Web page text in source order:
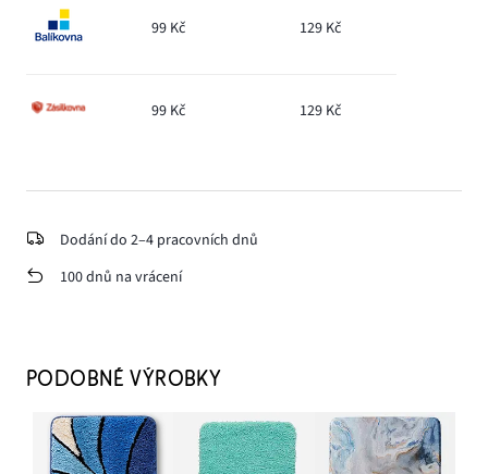
99 Kč 129 Kč
99 Kč 129 Kč
Dodání do 2–4 pracovních dnů
100 dnů na vrácení
PODOBNÉ VÝROBKY